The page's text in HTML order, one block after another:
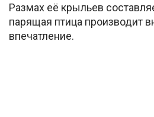
Размах её крыльев
парящая птица производит
впечатление.